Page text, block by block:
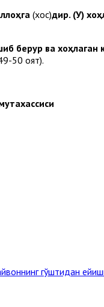
(хос)дир. (У)
берур ва
50 оят).
гўштидан